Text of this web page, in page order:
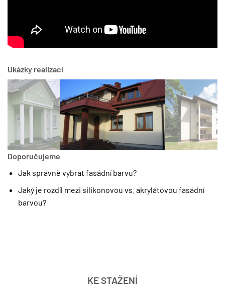
Ukázky realizací
Doporučujeme
Jak správně vybrat fasádní barvu?
Jaký je rozdíl mezi silikonovou vs. akrylátovou fasádní
barvou?
KE STAŽENÍ